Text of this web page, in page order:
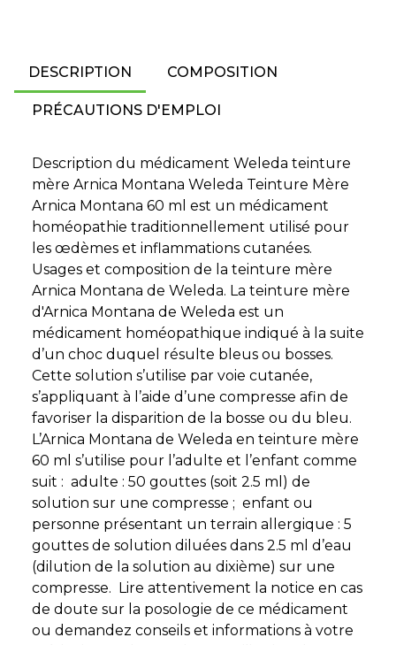
DESCRIPTION COMPOSITION
PRÉCAUTIONS D'EMPLOI
Description du médicament Weleda teinture
mère Arnica Montana Weleda Teinture Mère
Arnica Montana 60 ml est un médicament
homéopathie traditionnellement utilisé pour
les œdèmes et inflammations cutanées.
Usages et composition de la teinture mère
Arnica Montana de Weleda. La teinture mère
d'Arnica Montana de Weleda est un
médicament homéopathique indiqué à la suite
d’un choc duquel résulte bleus ou bosses.
Cette solution s’utilise par voie cutanée,
s’appliquant à l’aide d’une compresse afin de
favoriser la disparition de la bosse ou du bleu.
L’Arnica Montana de Weleda en teinture mère
60 ml s’utilise pour l’adulte et l’enfant comme
suit : adulte : 50 gouttes (soit 2.5 ml) de
solution sur une compresse ; enfant ou
personne présentant un terrain allergique : 5
gouttes de solution diluées dans 2.5 ml d’eau
(dilution de la solution au dixième) sur une
compresse. Lire attentivement la notice en cas
de doute sur la posologie de ce médicament
ou demandez conseils et informations à votre